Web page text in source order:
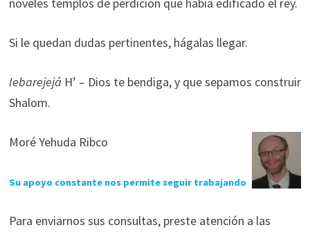
Si le quedan dudas pertinentes, hágalas llegar.
Iebarejejá H’ – Dios te bendiga, y que sepamos construir
Shalom.
Moré Yehuda Ribco
Su apoyo constante nos permite seguir trabajando
Para enviarnos sus consultas, preste atención a las